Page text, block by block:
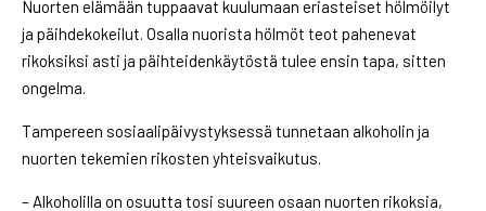
Nuorten elämään tuppaavat kuulumaan eriasteiset hölmöilyt
ja päihdekokeilut. Osalla nuorista hölmöt teot pahenevat
rikoksiksi asti ja päihteidenkäytöstä tulee ensin tapa, sitten
ongelma.
Tampereen sosiaalipäivystyksessä tunnetaan alkoholin ja
nuorten tekemien rikosten yhteisvaikutus.
– Alkoholilla on osuutta tosi suureen osaan nuorten rikoksia,